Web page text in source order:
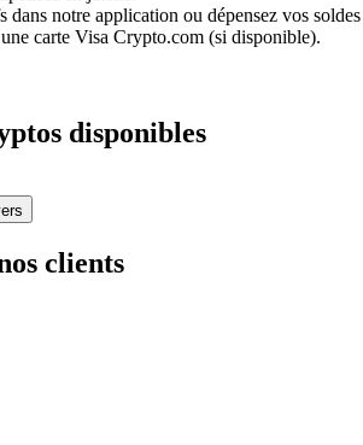
dans notre application ou dépensez vos soldes
carte Visa Crypto.com (si disponible).
disponibles
clients